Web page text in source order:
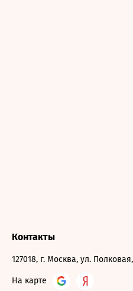
Контакты
127018, г. Москва, ул.
На карте